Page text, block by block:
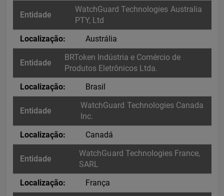
WatchGuard Technologies Australia
PTY, Ltd
Austrália
BRToken Indústria e Comércio de
Produtos Eletrônicos Ltda.
Brasil
WatchGuard Technologies Canada
Inc.
Canadá
WatchGuard Technologies France,
SARL
França